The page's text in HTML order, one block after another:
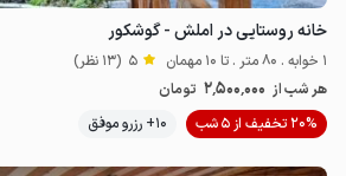
خانه روستایی در املش - گوشکور
1 خوابه . 80 متر . تا 10 مهمان 5 (13 نظر)
هر شب از 2٬500٬000 تومان
20% تخفیف از 5 شب
10+ رزرو موفق